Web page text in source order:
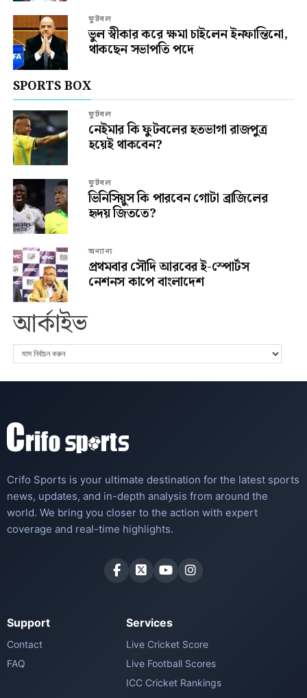
ফুটবল
ভুল স্বীকার করে ক্ষমা চাইলেন ইনফান্তিনো,
থাকছেন সভাপতি পদে
SPORTS BOX
ফুটবল
নেইমার কি ফুটবলের হতভাগা রাজপুত্র
হয়েই থাকবেন?
ফুটবল
ভিনিসিয়ুস কি পারবেন গোটা ব্রাজিলের
হৃদয় জিততে?
অন্যান্য
প্রথমবার সৌদি আরবের ই-স্পোর্টস
নেশনস কাপে বাংলাদেশ
আর্কাইভ
Crifo Sports is your ultimate destination for the latest sports
news, updates, and in-depth analysis from around the
world. We bring you closer to the action with expert
coverage and real-time highlights.
Support
Contact
FAQ
Services
Live Cricket Score
Live Football Scores
ICC Cricket Rankings